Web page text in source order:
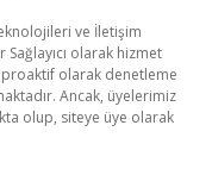
ve İletişim
Sağlayıcı olarak hizmet
olarak denetleme
Ancak, üyelerimiz
olup, siteye üye olarak